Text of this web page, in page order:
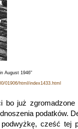
August 1946"
01906/html/index1433.html
bo już zgromadzone
podatków.
cześć tej